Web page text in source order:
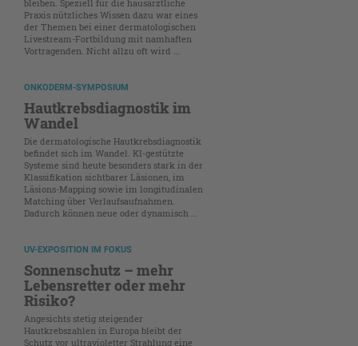
bleiben. Speziell für die hausärztliche
Praxis nützliches Wissen dazu war eines
der Themen bei einer dermatologischen
Livestream-Fortbildung mit namhaften
Vortragenden. Nicht allzu oft wird ...
ONKODERM-SYMPOSIUM
Hautkrebsdiagnostik im
Wandel
Die dermatologische Hautkrebsdiagnostik
befindet sich im Wandel. KI-gestützte
Systeme sind heute besonders stark in der
Klassifikation sichtbarer Läsionen, im
Läsions-Mapping sowie im longitudinalen
Matching über Verlaufsaufnahmen.
Dadurch können neue oder dynamisch ...
UV-EXPOSITION IM FOKUS
Sonnenschutz – mehr
Lebensretter oder mehr
Risiko?
Angesichts stetig steigender
Hautkrebszahlen in Europa bleibt der
Schutz vor ultravioletter Strahlung eine